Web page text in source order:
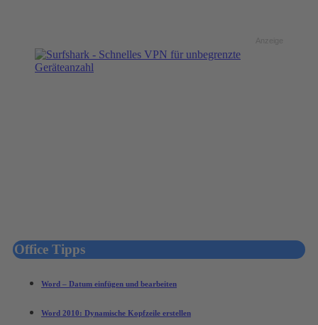
Office Tipps
Word – Datum einfügen und bearbeiten
Word 2010: Dynamische Kopfzeile erstellen